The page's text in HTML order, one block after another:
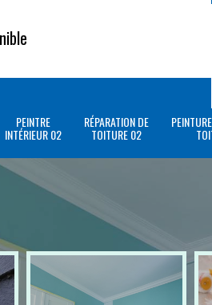
PEINTRE
INTÉRIEUR 02
RÉPARATION DE
TOITURE 02